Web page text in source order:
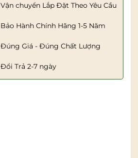
Vận chuyển Lắp Đặt Theo Yêu Cầu
Bảo Hành Chính Hãng 1-5 Năm
Đúng Giá - Đúng Chất Lượng
Đổi Trả 2-7 ngày